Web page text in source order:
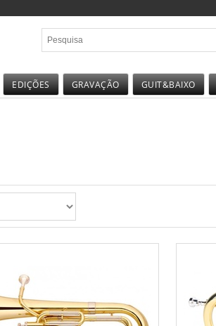
EDIÇÕES GRAVAÇÃO GUIT&BAIXO